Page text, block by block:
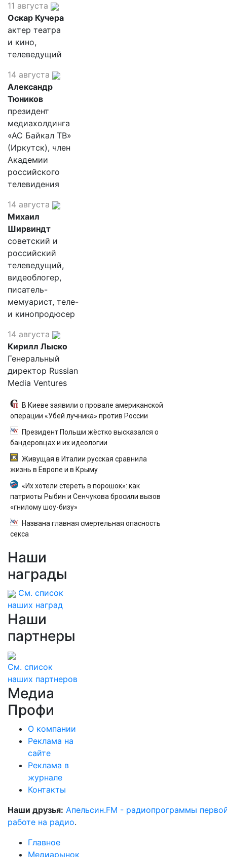
11 августа
Оскар Кучера
актер театра
и кино,
телеведущий
14 августа
Александр
Тюников
президент
медиахолдинга
«АС Байкал ТВ»
(Иркутск), член
Академии
российского
телевидения
14 августа
Михаил
Ширвиндт
советский и
российский
телеведущий,
видеоблогер,
писатель-
мемуарист, теле-
и кинопродюсер
14 августа
Кирилл Лыско
Генеральный
директор Russian
Media Ventures
В Киеве заявили о провале американской
операции «Убей лучника» против России
Президент Польши жёстко высказался о
бандеровцах и их идеологии
Живущая в Италии русская сравнила
жизнь в Европе и в Крыму
«Их хотели стереть в порошок»: как
патриоты Рыбин и Сенчукова бросили вызов
«гнилому шоу-бизу»
Названа главная смертельная опасность
секса
Наши
награды
См. список
наших наград
Наши
партнеры
См. список
наших партнеров
Медиа
Профи
О компании
Реклама на
сайте
Реклама в
журнале
Контакты
Наши друзья: Апельсин.FM - радиопрограммы
работе на радио.
Главное
Медиарынок